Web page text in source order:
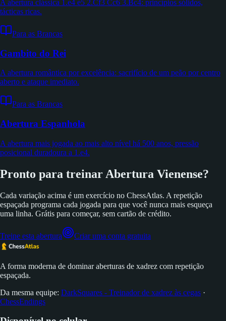
A abertura clássica 1.e4 e5 2.Cf3 Cc6 3.Bc4: princípios sólidos,
tácticas ricas.
Para as Brancas
Gambito do Rei
A abertura romântica por excelência: sacrifício de um peão por centro
aberto e ataque imediato.
Para as Brancas
Abertura Espanhola
A abertura mais jogada ao mais alto nível há 500 anos, pressão
posicional duradoura a 1.e4.
Pronto para treinar Abertura Vienense?
Cada variação acima é um exercício no ChessAtlas. A repetição
espaçada programa cada jogada para que você nunca mais esqueça
uma linha. Grátis para começar, sem cartão de crédito.
Treine esta abertura Criar uma conta gratuita
A forma moderna de dominar aberturas de xadrez com repetição
espaçada.
Da mesma equipe: DarkSquares - Treinador de xadrez às cegas ·
ChessEndings